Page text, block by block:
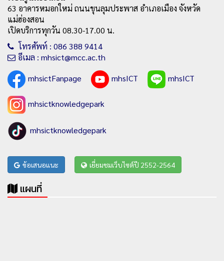
63 อาคารหมอกใหม่ ถนนขุนลุมประพาส อำเภอเมือง จังหวัด
แม่ฮ่องสอน
เปิดบริการทุกวัน 08.30-17.00 น.
โทรศัพท์ : 086 388 9414
อีเมล : mhsict@mcc.ac.th
mhsictFanpage
mhsICT mhsICT
mhsictknowledgepark
mhsictknowledgepark
ข้อเสนอแนะ เยี่ยมชมเว็บไซต์ปี 2552-2564
แผนที่